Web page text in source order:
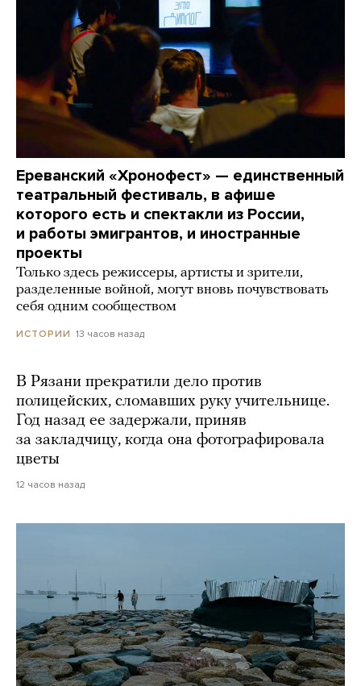
Ереванский «Хронофест» — единственный
театральный фестиваль, в афише
которого есть и спектакли из России,
и работы эмигрантов, и иностранные
проекты
Только здесь режиссеры, артисты и зрители,
разделенные войной, могут вновь почувствовать
себя одним сообществом
ИСТОРИИ 13 часов назад
В Рязани прекратили дело против
полицейских, сломавших руку учительнице.
Год назад ее задержали, приняв
за закладчицу, когда она фотографировала
цветы
12 часов назад